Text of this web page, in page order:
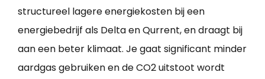
structureel lagere energiekosten bij een
energiebedrijf als Delta en Qurrent, en draagt bij
aan een beter klimaat. Je gaat significant minder
aardgas gebruiken en de CO2 uitstoot wordt